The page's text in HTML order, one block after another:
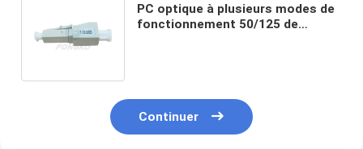
PC optique à plusieurs modes de
fonctionnement 50/125 de
Continuer